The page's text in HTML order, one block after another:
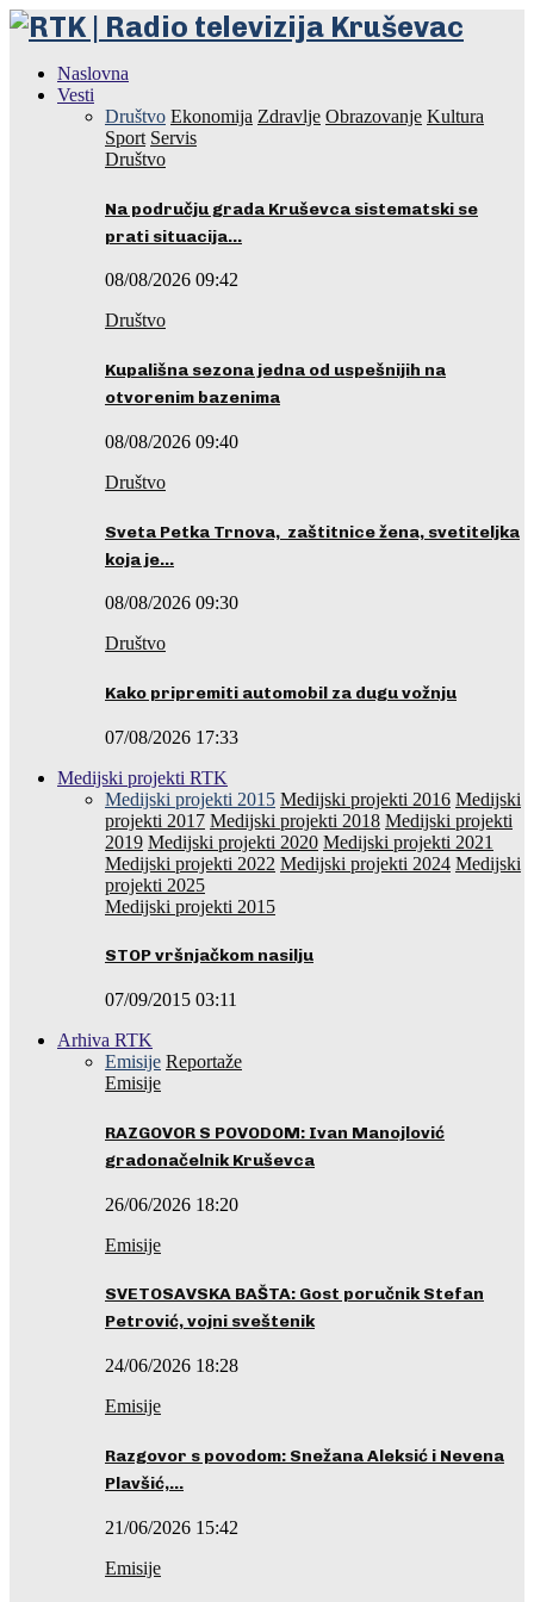
Naslovna
Vesti
Društvo Ekonomija Zdravlje Obrazovanje Kultura
Sport Servis
Društvo
Na području grada Kruševca sistematski se
prati situacija…
08/08/2026 09:42
Društvo
Kupališna sezona jedna od uspešnijih na
otvorenim bazenima
08/08/2026 09:40
Društvo
Sveta Petka Trnova, zaštitnice žena, svetiteljka
koja je…
08/08/2026 09:30
Društvo
Kako pripremiti automobil za dugu vožnju
07/08/2026 17:33
Medijski projekti RTK
Medijski projekti 2015 Medijski projekti 2016 Medijski
projekti 2017 Medijski projekti 2018 Medijski projekti
2019 Medijski projekti 2020 Medijski projekti 2021
Medijski projekti 2022 Medijski projekti 2024 Medijski
projekti 2025
Medijski projekti 2015
STOP vršnjačkom nasilju
07/09/2015 03:11
Arhiva RTK
Emisije Reportaže
Emisije
RAZGOVOR S POVODOM: Ivan Manojlović
gradonačelnik Kruševca
26/06/2026 18:20
Emisije
SVETOSAVSKA BAŠTA: Gost poručnik Stefan
Petrović, vojni sveštenik
24/06/2026 18:28
Emisije
Razgovor s povodom: Snežana Aleksić i Nevena
Plavšić,…
21/06/2026 15:42
Emisije